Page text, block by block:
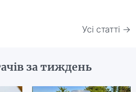
Усі статті →
за тиждень